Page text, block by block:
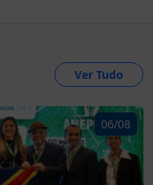
Ver Tudo
06/08